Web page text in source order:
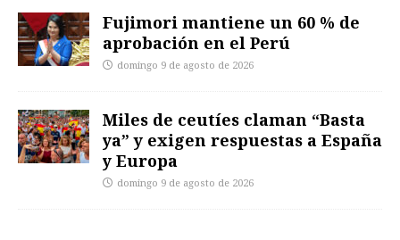
Fujimori mantiene un 60 % de
aprobación en el Perú
domingo 9 de agosto de 2026
Miles de ceutíes claman “Basta
ya” y exigen respuestas a España
y Europa
domingo 9 de agosto de 2026